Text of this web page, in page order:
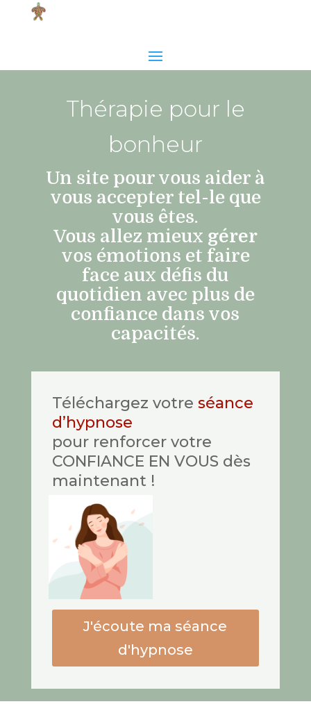
Thérapie pour le
bonheur
Un site pour vous aider à
vous accepter tel-le que
vous êtes.
Vous allez mieux gérer
vos émotions et faire
face aux défis du
quotidien avec plus de
confiance dans vos
capacités.
Téléchargez votre séance
d’hypnose
pour renforcer votre
CONFIANCE EN VOUS dès
maintenant !
J'écoute ma séance
d'hypnose